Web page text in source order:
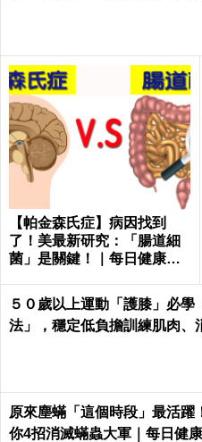
【帕金森氏症】病因找到
了！美最新研究：「腸道細
菌」是關鍵！｜每日健康He
５０歲以上運動「護膝」必學
法」，穩定低負擔訓練肌肉、
原來塵蟎「這個時段」最活躍
你4招消滅蟎蟲大軍｜每日健